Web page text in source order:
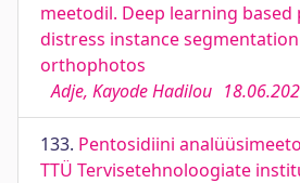
meetodil. Deep learning based
distress instance
orthophotos
Adje, Kayode Hadilou
133. Pentosidiini
TTÜ Tervisetehnoloogiate